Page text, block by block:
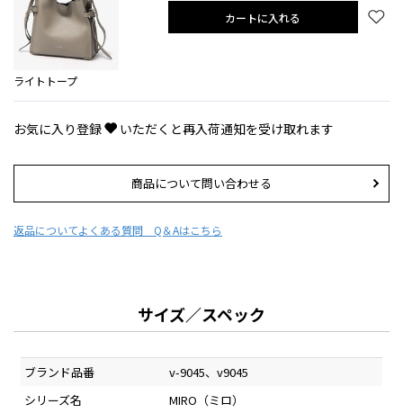
ライトトープ
カートに入れる
お気に入り登録 いただくと再入荷通知を受け取れます
商品について問い合わせる
返品についてよくある質問 Q＆Aはこちら
サイズ／スペック
ブランド品番
v-9045、v9045
シリーズ名
MIRO（ミロ）